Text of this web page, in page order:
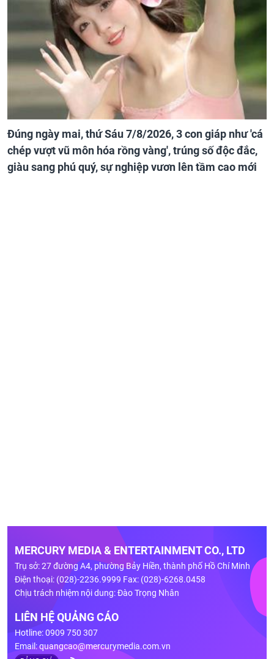
Đúng ngày mai, thứ Sáu 7/8/2026, 3 con giáp như 'cá
chép vượt vũ môn hóa rồng vàng', trúng số độc đắc,
giàu sang phú quý, sự nghiệp vươn lên tầm cao mới
MERCURY MEDIA & ENTERTAINMENT CO., LTD
Trụ sở: 27 đường A4, phường Bảy Hiền, thành phố Hồ Chí Minh
Điện thoại: (028)-2236.9999 Fax: (028)-6268.0458
Chịu trách nhiệm nội dung: Đào Trọng Nhân
LIÊN HỆ QUẢNG CÁO
Hotline: 0909 750 307
Email:quangcao@mercurymedia.com.vn